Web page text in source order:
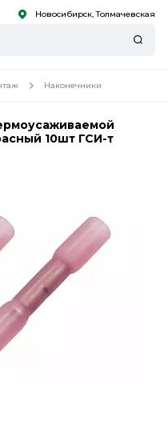
Новосибирск, Толмачевская
Наконечники
10шт ГСИ-т